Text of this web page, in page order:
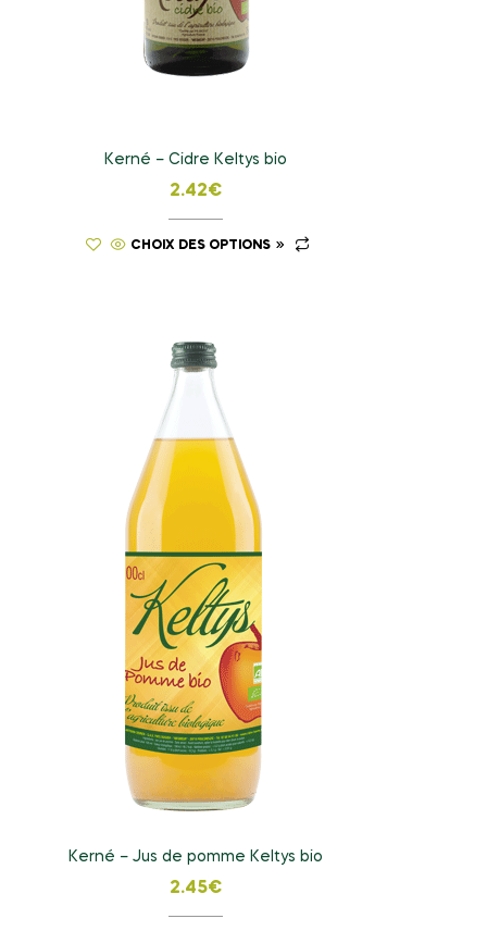
Kerné – Cidre Keltys bio
2.42€
CHOIX DES OPTIONS
Kerné – Jus de pomme Keltys bio
2.45€